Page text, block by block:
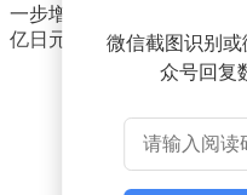
一步增长，达到49.30万亿
亿日元，两者差距进一步拉
微信截图识别
众号回复